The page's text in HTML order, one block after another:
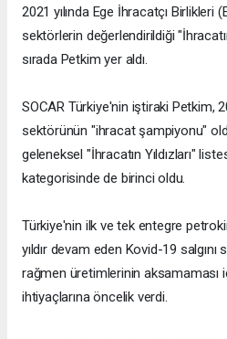
2021 yılında Ege İhracatçı Birlikleri
sektörlerin değerlendirildiği
sırada Petkim yer aldı.
SOCAR Türkiye'nin iştiraki Petkim,
sektörünün "ihracat şampiyonu"
geleneksel "İhracatın Yıldızları"
kategorisinde de birinci oldu.
Türkiye'nin ilk ve tek entegre
yıldır devam eden Kovid-19 salgını
rağmen üretimlerinin aksamaması
ihtiyaçlarına öncelik verdi.